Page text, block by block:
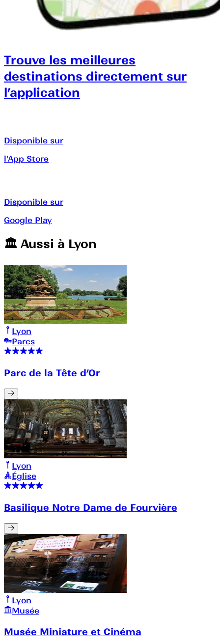
Trouve les meilleures
destinations directement sur
l’application
Disponible sur
l'App Store
Disponible sur
Google Play
🏛️️ Aussi à Lyon
Lyon
Parcs
Parc de la Tête d’Or
Lyon
Église
Basilique Notre Dame de Fourvière
Lyon
Musée
Musée Miniature et Cinéma